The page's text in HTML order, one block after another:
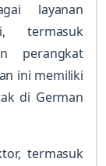
layanan
termasuk
perangkat
ini memiliki
di German
termasuk